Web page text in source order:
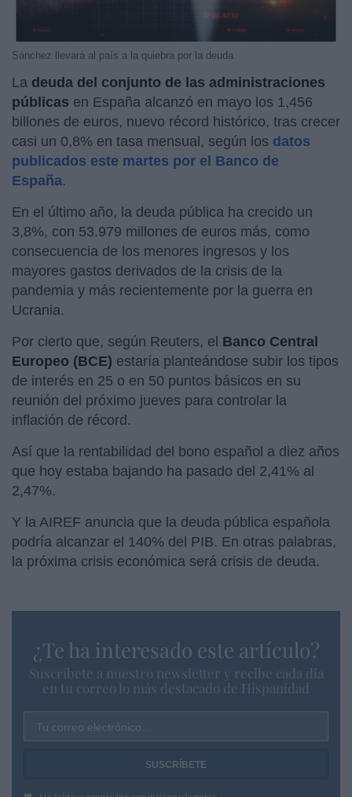
Sánchez llevará al país a la quiebra por la deuda
La deuda del conjunto de las administraciones
públicas en España alcanzó en mayo los 1,456
billones de euros, nuevo récord histórico, tras crecer
casi un 0,8% en tasa mensual, según los datos
publicados este martes por el Banco de
España.
En el último año, la deuda pública ha crecido un
3,8%, con 53.979 millones de euros más, como
consecuencia de los menores ingresos y los
mayores gastos derivados de la crisis de la
pandemia y más recientemente por la guerra en
Ucrania.
Por cierto que, según Reuters, el Banco Central
Europeo (BCE) estaría planteándose subir los tipos
de interés en 25 o en 50 puntos básicos en su
reunión del próximo jueves para controlar la
inflación de récord.
Así que la rentabilidad del bono español a diez años
que hoy estaba bajando ha pasado del 2,41% al
2,47%.
Y la AIREF anuncia que la deuda pública española
podría alcanzar el 140% del PIB. En otras palabras,
la próxima crisis económica será crisis de deuda.
¿Te ha interesado este artículo?
Suscríbete a nuestro newsletter y recibe cada dia
en tu correo lo más destacado de Hispanidad
Tu correo electrónico...